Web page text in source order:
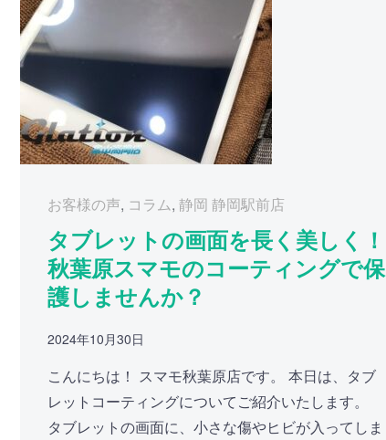
お客様の声, コラム, 静岡 静岡駅前店
タブレットの画面を長く美しく！
秋葉原スマモのコーティングで保
護しませんか？
2024年10月30日
こんにちは！ スマモ秋葉原店です。 本日は、タブ
レットコーティングについてご紹介いたします。
タブレットの画面に、小さな傷やヒビが入ってしま